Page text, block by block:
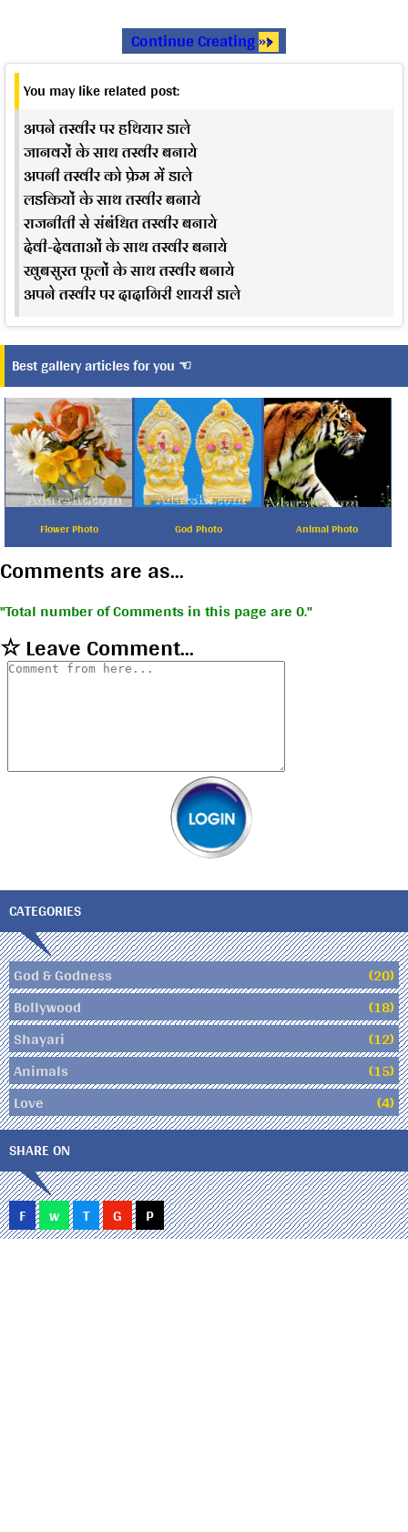
Continue Creating »»
You may like related post:
अपने तस्वीर पर हथियार डाले
जानवरों के साथ तस्वीर बनाये
अपनी तस्वीर को फ्रेम में डाले
लडकियों के साथ तस्वीर बनाये
राजनीती से संबंधित तस्वीर बनाये
देवी-देवताओं के साथ तस्वीर बनाये
खुबसुरत फूलों के साथ तस्वीर बनाये
अपने तस्वीर पर दादागिरी शायरी डाले
Best gallery articles for you ☜
Flower Photo God Photo Animal Photo
Comments are as...
Total number of Comments in this page are 0.
☆ Leave Comment...
CATEGORIES
God & Godness
(20)
Bollywood
(18)
Shayari
(12)
Animals
(15)
Love
(4)
SHARE ON
F w T G P